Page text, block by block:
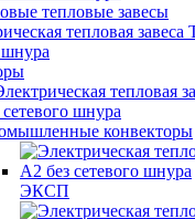
тепловые завесы
конвекторы
ЭКСП